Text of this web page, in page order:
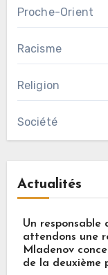
Proche-Orient
Racisme
Religion
Société
Actualités
Un responsable
attendons une
Mladenov
de la deuxième